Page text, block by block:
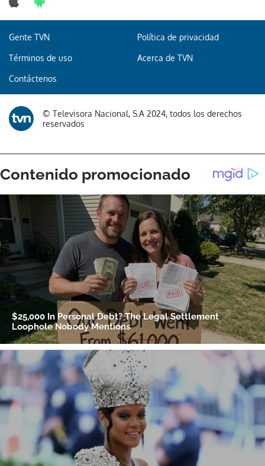
Gracias por suscribirte a nuestro boletín.
ACEPTAR
Gente TVN Política de privacidad
Términos de uso Acerca de TVN
Contáctenos
© Televisora Nacional, S.A 2024, todos los derechos
reservados